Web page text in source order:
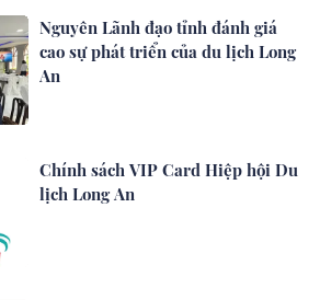
Nguyên Lãnh đạo tỉnh đánh giá
cao sự phát triển của du lịch Long
An
Chính sách VIP Card Hiệp hội Du
lịch Long An